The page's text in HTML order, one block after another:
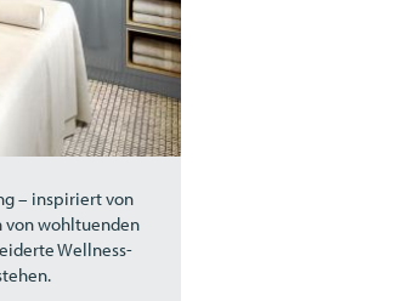
– inspiriert von
von wohltuenden
Wellness-